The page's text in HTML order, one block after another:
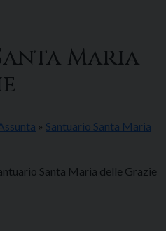
Maria
» Santuario Santa Maria
Santa Maria delle Grazie